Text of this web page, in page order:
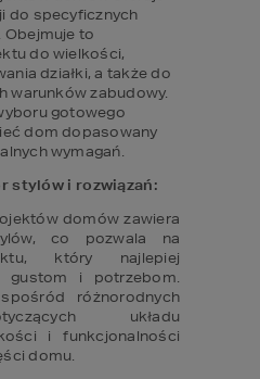
do specyficznych
Obejmuje to
do wielkości,
działki, a także do
warunków zabudowy.
gotowego
dom dopasowany
wymagań.
stylów i rozwiązań:
domów zawiera
co pozwala na
który najlepiej
gustom i potrzebom.
różnorodnych
układu
i funkcjonalności
domu.